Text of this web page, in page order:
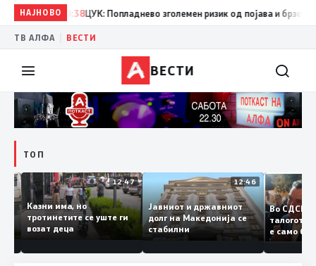
НАЈНОВО
08:38 ЦУК: Попладнево зголемен ризик од појава и брзо
ТВ АЛФА ВЕСТИ
ВЕСТИ
ТОП
12:50
и
12:47
Казни има, но
тротинетите се уште ги
возат деца
12:46
Јавниот и државниот
долг на Македонија се
стабилни
Во
е само
копија
Заев